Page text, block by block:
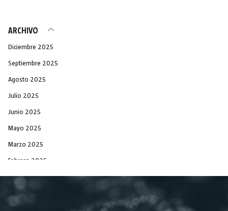
ARCHIVO
Diciembre 2025
Septiembre 2025
Agosto 2025
Julio 2025
Junio 2025
Mayo 2025
Marzo 2025
Febrero 2025
Diciembre 2024